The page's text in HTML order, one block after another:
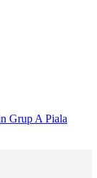
Grup A Piala